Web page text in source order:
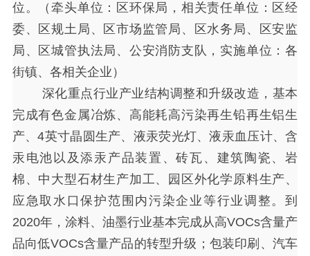
位。（牵头单位：区环保局，相关责任单位：区经
委、区规土局、区市场监管局、区水务局、区安监
局、区城管执法局、公安消防支队，实施单位：各
街镇、各相关企业）
深化重点行业产业结构调整和升级改造，基本
完成有色金属冶炼、高能耗高污染再生铅再生铝生
产、4英寸晶圆生产、液汞荧光灯、液汞血压计、含
汞电池以及添汞产品装置、砖瓦、建筑陶瓷、岩
棉、中大型石材生产加工、园区外化学原料生产、
应急取水口保护范围内污染企业等行业调整。到
2020年，涂料、油墨行业基本完成从高VOCs含量产
品向低VOCs含量产品的转型升级；包装印刷、汽车